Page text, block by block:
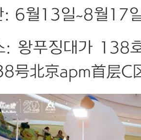
: 6월13일~8월17
: 왕푸징대가 138
号北京apm首层C